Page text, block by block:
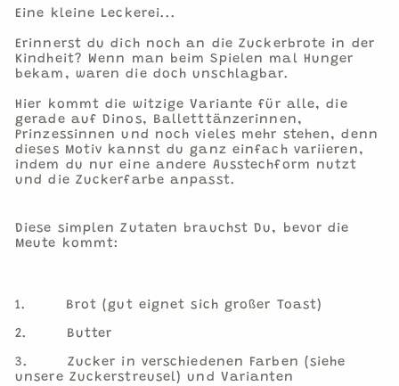
Eine kleine Leckerei...
Erinnerst du dich noch an die Zuckerbrote in der
Kindheit? Wenn man beim Spielen mal Hunger
bekam, waren die doch unschlagbar.
Hier kommt die witzige Variante für alle, die
gerade auf Dinos, Balletttänzerinnen,
Prinzessinnen und noch vieles mehr stehen, denn
dieses Motiv kannst du ganz einfach variieren,
indem du nur eine andere Ausstechform nutzt
und die Zuckerfarbe anpasst.
Diese simplen Zutaten brauchst Du, bevor die
Meute kommt:
1. Brot (gut eignet sich großer Toast)
2. Butter
3.
Zucker in verschiedenen Farben (siehe
unsere Zuckerstreusel) und Varianten